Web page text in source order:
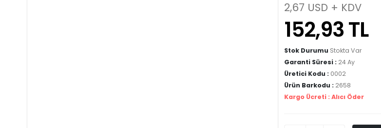
2,67 USD + KDV
152,93 TL
Stok Durumu Stokta Var
Garanti Süresi : 24 Ay
Üretici Kodu : 0002
Ürün Barkodu : 2658
Kargo Ücreti : Alıcı Öder